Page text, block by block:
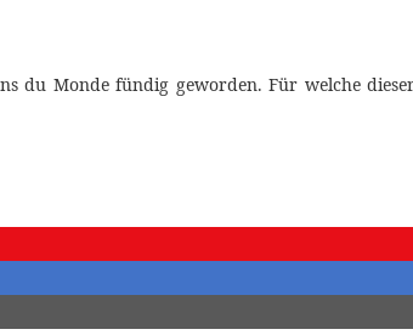
du Monde fündig geworden. Für welche